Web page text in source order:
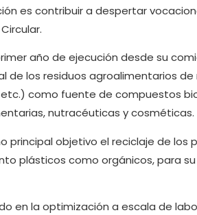
es contribuir a despertar
año de ejecución desde su
de los residuos agroalimentarios
como fuente de compuestos
nutracéuticas y cosméticas.
principal objetivo el reciclaje de los
plásticos como orgánicos, para
en la optimización a escala de